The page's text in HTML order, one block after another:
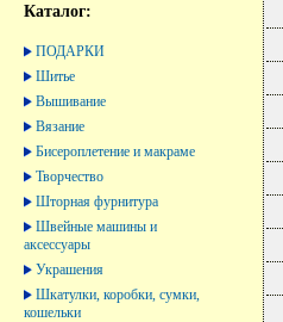
Каталог:
ПОДАРКИ
Шитье
Вышивание
Вязание
Бисероплетение и макраме
Творчество
Шторная фурнитура
Швейные машины и
аксессуары
Украшения
Шкатулки, коробки, сумки,
кошельки